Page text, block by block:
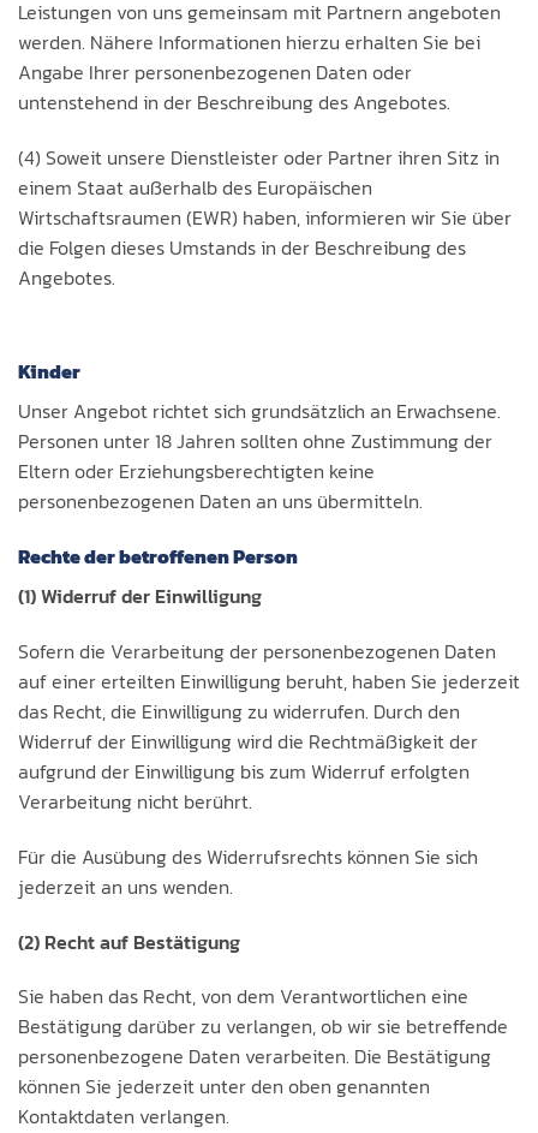
Leistungen von uns gemeinsam mit Partnern angeboten
werden. Nähere Informationen hierzu erhalten Sie bei
Angabe Ihrer personenbezogenen Daten oder
untenstehend in der Beschreibung des Angebotes.
(4) Soweit unsere Dienstleister oder Partner ihren Sitz in
einem Staat außerhalb des Europäischen
Wirtschaftsraumen (EWR) haben, informieren wir Sie über
die Folgen dieses Umstands in der Beschreibung des
Angebotes.
Kinder
Unser Angebot richtet sich grundsätzlich an Erwachsene.
Personen unter 18 Jahren sollten ohne Zustimmung der
Eltern oder Erziehungsberechtigten keine
personenbezogenen Daten an uns übermitteln.
Rechte der betroffenen Person
(1) Widerruf der Einwilligung
Sofern die Verarbeitung der personenbezogenen Daten
auf einer erteilten Einwilligung beruht, haben Sie jederzeit
das Recht, die Einwilligung zu widerrufen. Durch den
Widerruf der Einwilligung wird die Rechtmäßigkeit der
aufgrund der Einwilligung bis zum Widerruf erfolgten
Verarbeitung nicht berührt.
Für die Ausübung des Widerrufsrechts können Sie sich
jederzeit an uns wenden.
(2) Recht auf Bestätigung
Sie haben das Recht, von dem Verantwortlichen eine
Bestätigung darüber zu verlangen, ob wir sie betreffende
personenbezogene Daten verarbeiten. Die Bestätigung
können Sie jederzeit unter den oben genannten
Kontaktdaten verlangen.